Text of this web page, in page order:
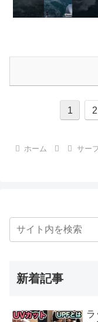
1 2
ホーム サー
新着記事
ラ